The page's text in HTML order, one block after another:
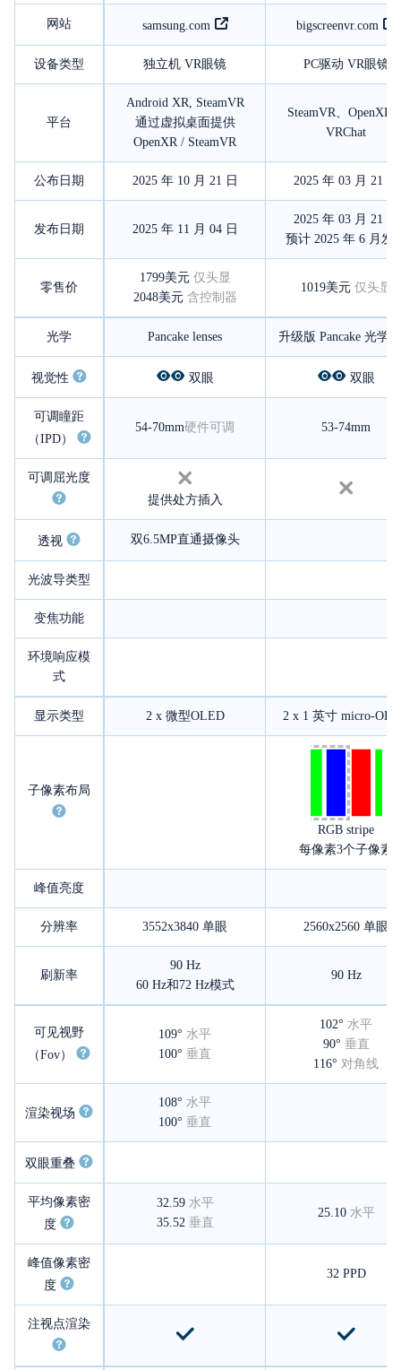
网站 samsung.com bigscreenvr.com
设备类型 独立机 VR眼镜 PC驱动 VR眼镜
平台
Android XR, SteamVR
通过虚拟桌面提供
OpenXR / SteamVR
SteamVR、OpenXR
VRChat
公布日期 2025 年 10 月 21 日 2025 年 03 月 21 日
发布日期 2025 年 11 月 04 日
2025 年 03 月 21 日
预计 2025 年 6 月发
零售价
1799美元 仅头显
2048美元 含控制器
1019美元 仅头显
光学 Pancake lenses 升级版 Pancake 光学
视觉性 双眼 双眼
可调瞳距
（IPD）
54-70mm硬件可调 53-74mm
可调屈光度
提供处方插入
透视 双6.5MP直通摄像头
光波导类型
变焦功能
环境响应模
式
显示类型 2 x 微型OLED 2 x 1 英寸 micro-
子像素布局
RGB stripe
每像素3个子像素
峰值亮度
分辨率 3552x3840 单眼 2560x2560 单眼
刷新率
90 Hz
60 Hz和72 Hz模式
90 Hz
可见视野
（Fov）
109° 水平
100° 垂直
102° 水平
90° 垂直
116° 对角线
渲染视场
108° 水平
100° 垂直
双眼重叠
平均像素密
度
32.59 水平
35.52 垂直
25.10 水平
峰值像素密
度
32 PPD
注视点渲染